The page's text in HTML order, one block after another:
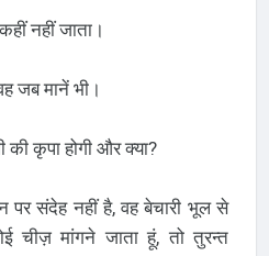
नहीं जाता।
जब मानें भी।
की कृपा होगी और क्या?
पर संदेह नहीं है, वह बेचारी भूल से
चीज़ मांगने जाता हूं, तो तुरन्त